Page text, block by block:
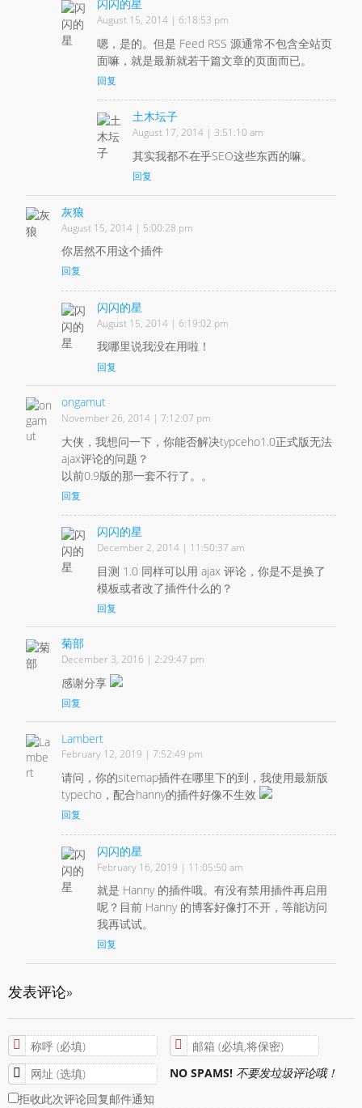
闪闪的星
August 15, 2014 | 6:18:53 pm
嗯，是的。但是 Feed RSS 源通常不包含全站页
面嘛，就是最新就若干篇文章的页面而已。
回复
土木坛子
August 17, 2014 | 3:51:10 am
其实我都不在乎SEO这些东西的嘛。
回复
灰狼
August 15, 2014 | 5:00:28 pm
你居然不用这个插件
回复
闪闪的星
August 15, 2014 | 6:19:02 pm
我哪里说我没在用啦！
回复
ongamut
November 26, 2014 | 7:12:07 pm
大侠，我想问一下，你能否解决typceho1.0正式版无法
ajax评论的问题？
以前0.9版的那一套不行了。。
回复
闪闪的星
December 2, 2014 | 11:50:37 am
目测 1.0 同样可以用 ajax 评论，你是不是换了
模板或者改了插件什么的？
回复
菊部
December 3, 2016 | 2:29:47 pm
感谢分享
回复
Lambert
February 12, 2019 | 7:52:49 pm
请问，你的sitemap插件在哪里下的到，我使用最新版
typecho，配合hanny的插件好像不生效
回复
闪闪的星
February 16, 2019 | 11:05:50 am
就是 Hanny 的插件哦。有没有禁用插件再启用
呢？目前 Hanny 的博客好像打不开，等能访问
我再试试。
回复
发表评论»
NO SPAMS! 不要发垃圾评论哦！
拒收此次评论回复邮件通知